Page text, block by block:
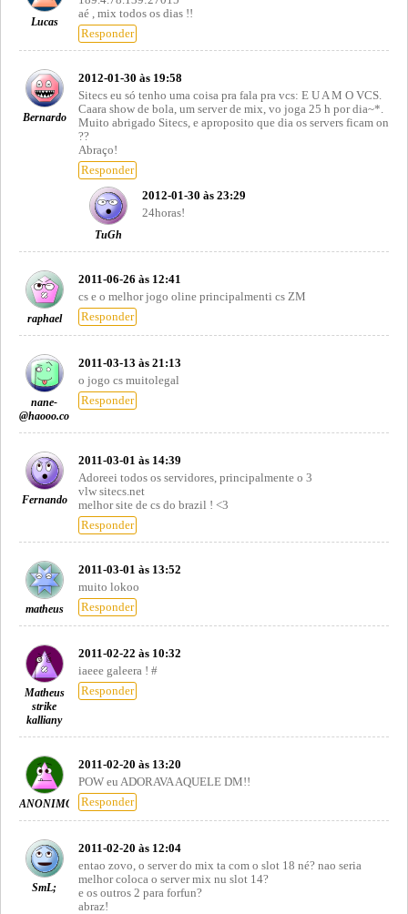
Lucas
aé , mix todos os dias !!
Responder
Bernardo
2012-01-30 às 19:58
Sitecs eu só tenho uma coisa pra fala pra vcs: E U A M O VCS.
Caara show de bola, um server de mix, vo joga 25 h por dia~*.
Muito abrigado Sitecs, e aproposito que dia os servers ficam on
??
Abraço!
Responder
TuGh
2012-01-30 às 23:29
24horas!
raphael
2011-06-26 às 12:41
cs e o melhor jogo oline principalmenti cs ZM
Responder
nane-
@haooo.com
2011-03-13 às 21:13
o jogo cs muitolegal
Responder
Fernando
2011-03-01 às 14:39
Adoreei todos os servidores, principalmente o 3
vlw sitecs.net
melhor site de cs do brazil ! <3
Responder
matheus
2011-03-01 às 13:52
muito lokoo
Responder
Matheus
strike
kalliany
2011-02-22 às 10:32
iaeee galeera ! #
Responder
ANONIMO
2011-02-20 às 13:20
POW eu ADORAVA AQUELE DM!!
Responder
SmL;
2011-02-20 às 12:04
entao zovo, o server do mix ta com o slot 18 né? nao seria
melhor coloca o server mix nu slot 14?
e os outros 2 para forfun?
abraz!